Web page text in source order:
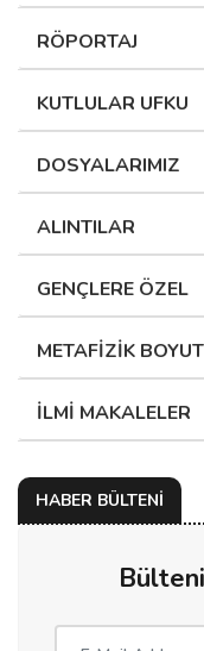
RÖPORTAJ
KUTLULAR UFKU
DOSYALARIMIZ
ALINTILAR
GENÇLERE ÖZEL
METAFİZİK BOYUT
İLMİ MAKALELER
HABER BÜLTENİ